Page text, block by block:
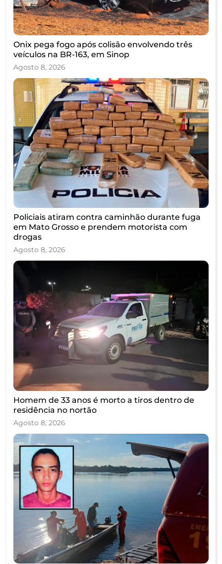
Onix pega fogo após colisão envolvendo três
veículos na BR-163, em Sinop
Agosto 8, 2026
Policiais atiram contra caminhão durante fuga
em Mato Grosso e prendem motorista com
drogas
Agosto 8, 2026
Homem de 33 anos é morto a tiros dentro de
residência no nortão
Agosto 8, 2026